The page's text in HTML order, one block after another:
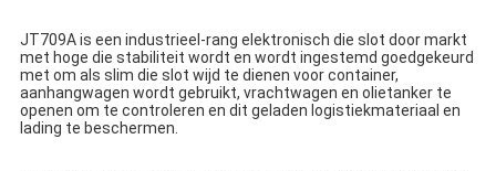
JT709A is een industrieel-rang elektronisch die slot door markt
met hoge die stabiliteit wordt en wordt ingestemd goedgekeurd
met om als slim die slot wijd te dienen voor container,
aanhangwagen wordt gebruikt, vrachtwagen en olietanker te
openen om te controleren en dit geladen logistiekmateriaal en
lading te beschermen.